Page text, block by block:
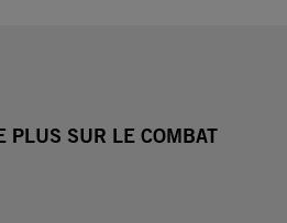
PLUS SUR LE COMBAT